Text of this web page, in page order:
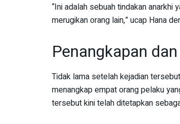
“Ini adalah sebuah tindakan
merugikan orang lain,” ucap Hana
Penangkapan
Tidak lama setelah kejadian
menangkap empat orang pelaku
tersebut kini telah ditetapkan